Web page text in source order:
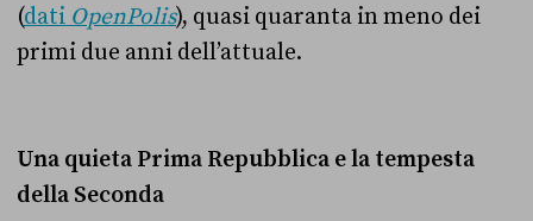
(dati OpenPolis), quasi quaranta in meno dei
primi due anni dell’attuale.
Una quieta Prima Repubblica e la tempesta
della Seconda